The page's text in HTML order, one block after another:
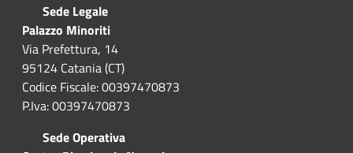
Sede Legale
Palazzo Minoriti
Via Prefettura, 14
95124 Catania (CT)
Codice Fiscale: 00397470873
P.Iva: 00397470873
Sede Operativa